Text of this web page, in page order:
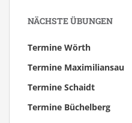
NÄCHSTE ÜBUNGEN
Termine Wörth
Termine Maximiliansau
Termine Schaidt
Termine Büchelberg